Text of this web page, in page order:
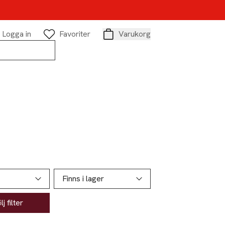
Logga in
Favoriter
Varukorg
Finns i lager
filter